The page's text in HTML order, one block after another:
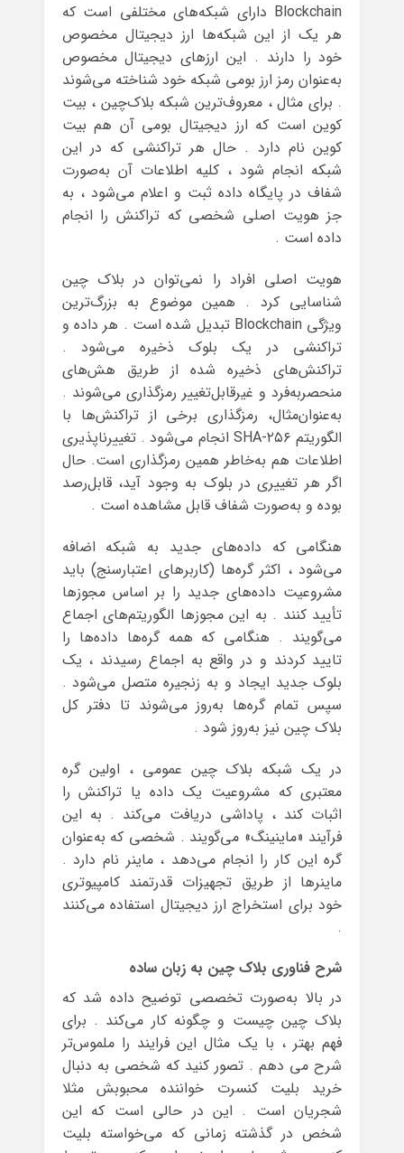
Blockchain دارای شبکه‌های مختلفی است که
هر یک از این شبکه‌ها ارز دیجیتال مخصوص
خود را دارند . این ارزهای دیجیتال مخصوص
به‌عنوان رمز ارز بومی شبکه خود شناخته می‌شوند
. برای مثال ، معروف‌ترین شبکه بلاک‌چین ، بیت
کوین است که ارز دیجیتال بومی آن هم بیت
کوین نام دارد . حال هر تراکنشی که در این
شبکه انجام شود ، کلیه اطلاعات آن به‌صورت
شفاف در پایگاه داده ثبت و اعلام می‌شود ، به
جز هویت اصلی شخصی که تراکنش را انجام
داده است .
هویت اصلی افراد را نمی‌توان در بلاک چین
شناسایی کرد . همین موضوع به بزرگ‌ترین
ویژگی Blockchain تبدیل شده است . هر داده و
تراکنشی در یک بلوک ذخیره می‌شود .
تراکنش‌های ذخیره شده از طریق هش‌های
منحصربه‌فرد و غیرقابل‌تغییر رمزگذاری می‌شوند .
به‌عنوان‌مثال، رمزگذاری برخی از تراکنش‌ها با
الگوریتم SHA-۲۵۶ انجام می‌شود . تغییرناپذیری
اطلاعات هم به‌خاطر همین رمزگذاری است. حال
اگر هر تغییری در بلوک به وجود آید، قابل‌رصد
بوده و به‌صورت شفاف قابل مشاهده است .
هنگامی که داده‌های جدید به شبکه اضافه
می‌شود ، اکثر گره‌ها (کاربرهای اعتبارسنج) باید
مشروعیت داده‌های جدید را بر اساس مجوزها
تأیید کنند . به این مجوزها الگوریتم‌های اجماع
می‌گویند . هنگامی که همه گره‌ها داده‌ها را
تایید کردند و در واقع به اجماع رسیدند ، یک
بلوک جدید ایجاد و به زنجیره متصل می‌شود .
سپس تمام گره‌ها به‌روز می‌شوند تا دفتر کل
بلاک چین نیز به‌روز شود .
در یک شبکه بلاک چین عمومی ، اولین گره
معتبری که مشروعیت یک داده یا تراکنش را
اثبات کند ، پاداشی دریافت می‌کند . به این
فرآیند «ماینینگ» می‌گویند . شخصی که به‌عنوان
گره این کار را انجام می‌دهد ، ماینر نام دارد .
ماینرها از طریق تجهیزات قدرتمند کامپیوتری
خود برای استخراج ارز دیجیتال استفاده می‌کنند
.
شرح فناوری بلاک چین به زبان ساده
در بالا به‌صورت تخصصی توضیح داده شد که
بلاک چین چیست و چگونه کار می‌کند . برای
فهم بهتر ، با یک مثال این فرایند را ملموس‌تر
شرح می دهم . تصور کنید که شخصی به دنبال
خرید بلیت کنسرت خواننده محبوبش مثلا
شجریان است . این در حالی است که این
شخص در گذشته زمانی که می‌خواسته بلیت